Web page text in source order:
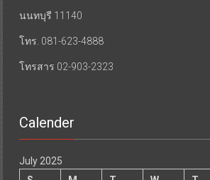
นนทบุรี 11140
โทร. 081-623-4888
โทรสาร 02-903-2323
Calender
July 2025